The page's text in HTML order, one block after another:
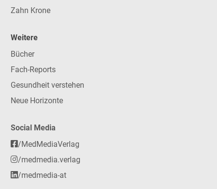
Zahn Krone
Weitere
Bücher
Fach-Reports
Gesundheit verstehen
Neue Horizonte
Social Media
/MedMediaVerlag
/medmedia.verlag
/medmedia-at